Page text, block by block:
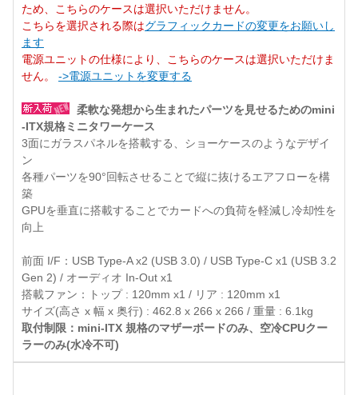
ため、こちらのケースは選択いただけません。
こちらを選択される際はグラフィックカードの変更をお願いし
ます
電源ユニットの仕様により、こちらのケースは選択いただけま
せん。 ->電源ユニットを変更する
柔軟な発想から生まれたパーツを見せるためのmini
-ITX規格ミニタワーケース
3面にガラスパネルを搭載する、ショーケースのようなデザイ
ン
各種パーツを90°回転させることで縦に抜けるエアフローを構
築
GPUを垂直に搭載することでカードへの負荷を軽減し冷却性を
向上
前面 I/F：USB Type-A x2 (USB 3.0) / USB Type-C x1 (USB 3.2
Gen 2) / オーディオ In-Out x1
搭載ファン：トップ : 120mm x1 / リア : 120mm x1
サイズ(高さ x 幅 x 奥行) : 462.8 x 266 x 266 / 重量 : 6.1kg
取付制限：mini-ITX 規格のマザーボードのみ、空冷CPUクー
ラーのみ(水冷不可)